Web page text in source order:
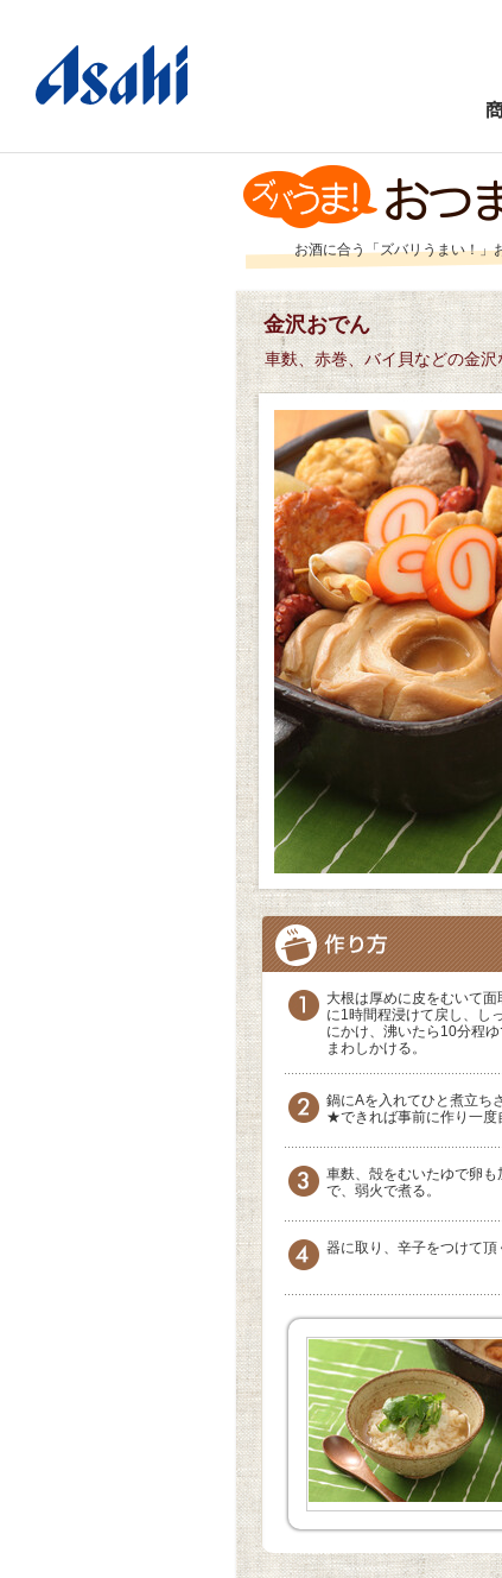
お酒に合う「ズバリうまい！」
金沢おでん
車麩、赤巻、バイ貝などの金
大根は厚めに皮をむいて
に1時間程浸けて戻し、し
にかけ、沸いたら10分程
まわしかける。
鍋にAを入れてひと煮立ち
★できれば事前に作り一度
車麩、殻をむいたゆで卵
で、弱火で煮る。
器に取り、辛子をつけて頂